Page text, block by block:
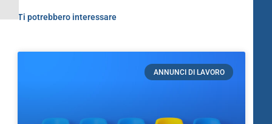
Ti potrebbero interessare
ANNUNCI DI LAVORO